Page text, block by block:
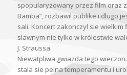
spopularyzowany przez film oraz
Bamba”, rozbawil publike i dlugo
sali. Koncert zakonczyl sie
slawnym nie tylko w królestwie
J. Straussa.
Niewatpliwa gwiazda tego
stala sie pelna temperamentu i